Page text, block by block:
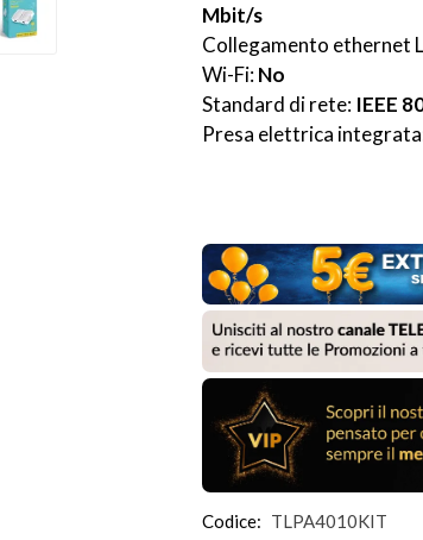
Mbit/s
Collegamento ethernet
Wi-Fi: No
Standard di rete: IEEE
Presa elettrica
Codice: TLPA4010KIT